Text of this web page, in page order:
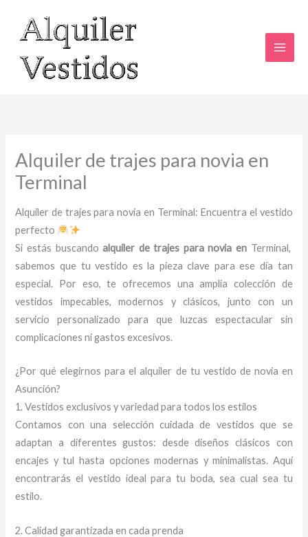
contenido
Alquiler de trajes para novia en
Terminal
Alquiler de trajes para novia en Terminal: Encuentra el vestido
perfecto
Si estás buscandoalquiler de trajes para novia en Terminal,
sabemos que tu vestido es la pieza clave para ese día tan
especial. Por eso, te ofrecemos una amplia colección de
vestidos impecables, modernos y clásicos, junto con un
servicio personalizado para que luzcas espectacular sin
complicaciones ni gastos excesivos.
¿Por qué elegirnos para el alquiler de tu vestido de novia en
Asunción?
1. Vestidos exclusivos y variedad para todos los estilos
Contamos con una selección cuidada de vestidos que se
adaptan a diferentes gustos: desde diseños clásicos con
encajes y tul hasta opciones modernas y minimalistas. Aquí
encontrarás el vestido ideal para tu boda, sea cual sea tu
estilo.
2. Calidad garantizada en cada prenda